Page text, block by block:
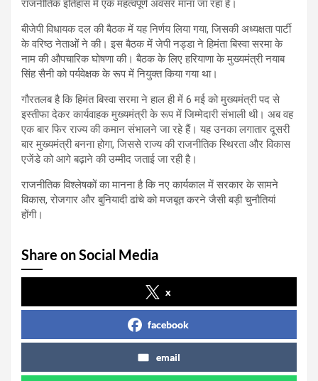
राजनीतिक इतिहास में एक महत्वपूर्ण अवसर माना जा रहा है।
बीजेपी विधायक दल की बैठक में यह निर्णय लिया गया, जिसकी अध्यक्षता पार्टी
के वरिष्ठ नेताओं ने की। इस बैठक में जेपी नड्डा ने हिमंता बिस्वा सरमा के
नाम की औपचारिक घोषणा की। बैठक के लिए हरियाणा के मुख्यमंत्री नयाब
सिंह सैनी को पर्यवेक्षक के रूप में नियुक्त किया गया था।
गौरतलब है कि हिमंत बिस्वा सरमा ने हाल ही में 6 मई को मुख्यमंत्री पद से
इस्तीफा देकर कार्यवाहक मुख्यमंत्री के रूप में जिम्मेदारी संभाली थी। अब वह
एक बार फिर राज्य की कमान संभालने जा रहे हैं। यह उनका लगातार दूसरी
बार मुख्यमंत्री बनना होगा, जिससे राज्य की राजनीतिक स्थिरता और विकास
एजेंडे को आगे बढ़ाने की उम्मीद जताई जा रही है।
राजनीतिक विश्लेषकों का मानना है कि नए कार्यकाल में सरकार के सामने
विकास, रोजगार और बुनियादी ढांचे को मजबूत करने जैसी बड़ी चुनौतियां
होंगी।
Share on Social Media
x
facebook
email